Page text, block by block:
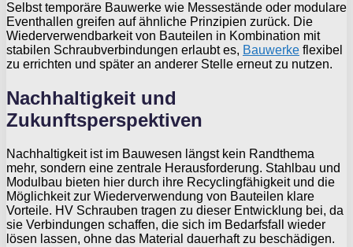
Selbst temporäre Bauwerke wie Messestände oder modulare
Eventhallen greifen auf ähnliche Prinzipien zurück. Die
Wiederverwendbarkeit von Bauteilen in Kombination mit
stabilen Schraubverbindungen erlaubt es, Bauwerke flexibel
zu errichten und später an anderer Stelle erneut zu nutzen.
Nachhaltigkeit und
Zukunftsperspektiven
Nachhaltigkeit ist im Bauwesen längst kein Randthema
mehr, sondern eine zentrale Herausforderung. Stahlbau und
Modulbau bieten hier durch ihre Recyclingfähigkeit und die
Möglichkeit zur Wiederverwendung von Bauteilen klare
Vorteile. HV Schrauben tragen zu dieser Entwicklung bei, da
sie Verbindungen schaffen, die sich im Bedarfsfall wieder
lösen lassen, ohne das Material dauerhaft zu beschädigen.